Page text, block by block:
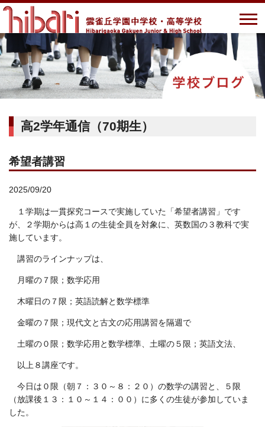
高2学年通信（70期生）
希望者講習
2025/09/20
１学期は一貫探究コースで実施していた「希望者講習」です
が、２学期からは高１の生徒全員を対象に、英数国の３教科で実
施しています。
講習のラインナップは、
月曜の７限；数学応用
木曜日の７限；英語読解と数学標準
金曜の７限；現代文と古文の応用講習を隔週で
土曜の０限；数学応用と数学標準、土曜の５限；英語文法、
以上８講座です。
今日は０限（朝７：３０～８：２０）の数学の講習と、５限
（放課後１３：１０～１４：００）に多くの生徒が参加していま
した。